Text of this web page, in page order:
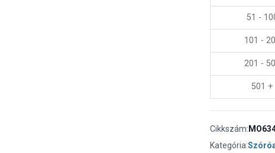
51 -
101 -
201 -
501 +
Cikkszám:
Kategória: